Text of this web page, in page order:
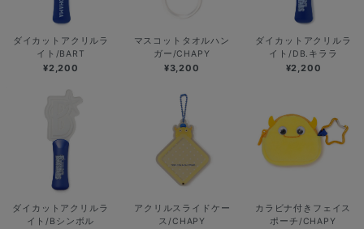
ダイカットアクリルラ
イト/BART
¥2,200
マスコットタオルハン
ガー/CHAPY
¥3,200
ダイカットアクリルラ
イト/DB.キララ
¥2,200
ダイカットアクリルラ
イト/Bシンボル
アクリルスライドケー
ス/CHAPY
カラビナ付きフェイス
ポーチ/CHAPY